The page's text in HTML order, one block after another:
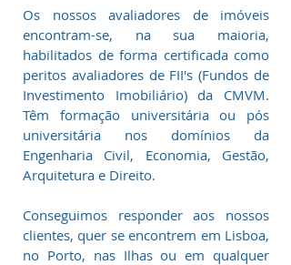
Os nossos avaliadores de imóveis
encontram-se, na sua maioria,
habilitados de forma certificada como
peritos avaliadores de FII's (Fundos de
Investimento Imobiliário) da CMVM.
Têm formação universitária ou pós
universitária nos domínios da
Engenharia Civil, Economia, Gestão,
Arquitetura e Direito.
Conseguimos responder aos nossos
clientes, quer se encontrem em Lisboa,
no Porto, nas Ilhas ou em qualquer